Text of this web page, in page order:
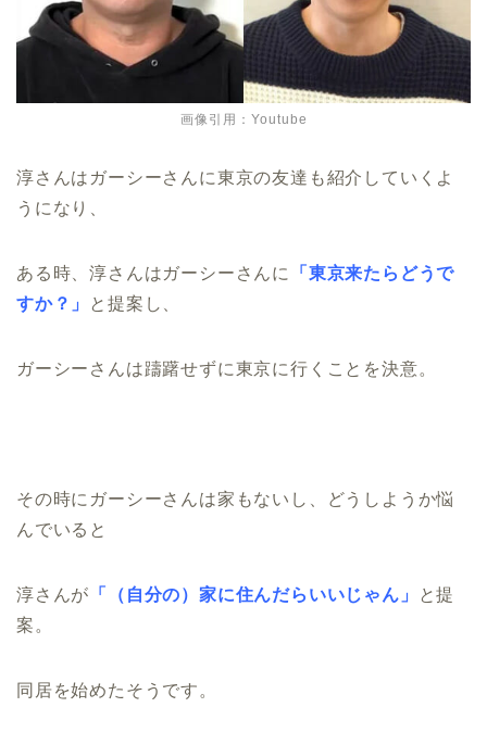
画像引用：Youtube
淳さんはガーシーさんに東京の友達も紹介していくよ
うになり、
ある時、淳さんはガーシーさんに
「東京来たらどうで
すか？」
と提案し、
ガーシーさんは躊躇せずに東京に行くことを決意。
その時にガーシーさんは家もないし、どうしようか悩
んでいると
淳さんが 「（自分の）家に住んだらいいじゃん」
と提
案。
同居を始めたそうです。